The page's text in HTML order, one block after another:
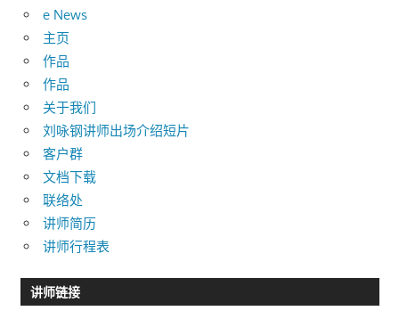
e News
主页
作品
作品
关于我们
刘咏钢讲师出场介绍短片
客户群
文档下载
联络处
讲师简历
讲师行程表
讲师链接